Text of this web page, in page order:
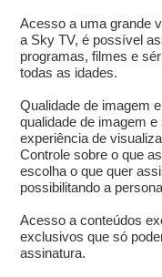
Acesso a uma grande
a Sky TV, é possível
programas, filmes e
todas as idades.
Qualidade de imagem
qualidade de imagem
experiência de
Controle sobre o que
escolha o que quer
possibilitando a
Acesso a conteúdos
exclusivos que só
assinatura.